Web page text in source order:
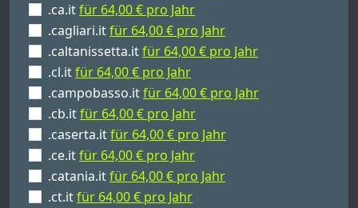
.ca.itfür 64,00 € pro Jahr
.cagliari.itfür 64,00 € pro Jahr
.caltanissetta.itfür 64,00 € pro Jahr
.cl.itfür 64,00 € pro Jahr
.campobasso.itfür 64,00 € pro Jahr
.cb.itfür 64,00 € pro Jahr
.caserta.itfür 64,00 € pro Jahr
.ce.itfür 64,00 € pro Jahr
.catania.itfür 64,00 € pro Jahr
.ct.itfür 64,00 € pro Jahr